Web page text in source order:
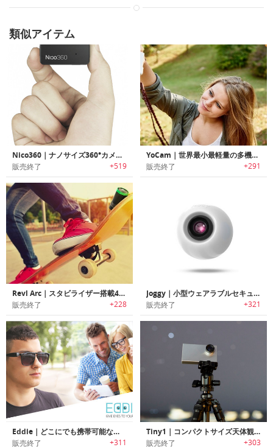
類似アイテム
Nico360｜ナノサイズ360°カメラ「ニコ360」
販売終了 +519
YoCam｜世界最小最軽量の多機能防水カメラ「ヨーカム」
販売終了 +291
Revl Arc｜スタビライザー搭載4Kアクションカメラ「レブルアーク」
販売終了 +228
Joggy｜小型ウェアラブルセキュリティカメラ「ジョギー」
販売終了 +321
Eddie｜どこにでも携帯可能な一体型のセキュリティーカメラ「エディー」
販売終了 +311
Tiny1｜コンパクトサイズ天体観測カメラ「タイニーワン」
販売終了 +303